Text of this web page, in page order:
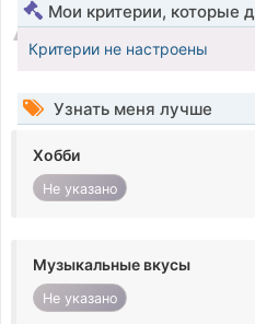
Мои критерии, которые
Критерии не настроены
Узнать меня лучше
Хобби
Не указано
Музыкальные вкусы
Не указано